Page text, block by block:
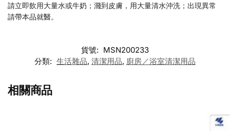
請立即飲用大量水或牛奶；濺到皮膚，用大量清水沖洗；出現異常
請帶本品就醫。
貨號: MSN200233
分類: 生活雜品, 清潔用品, 廚房／浴室清潔用品
相關商品